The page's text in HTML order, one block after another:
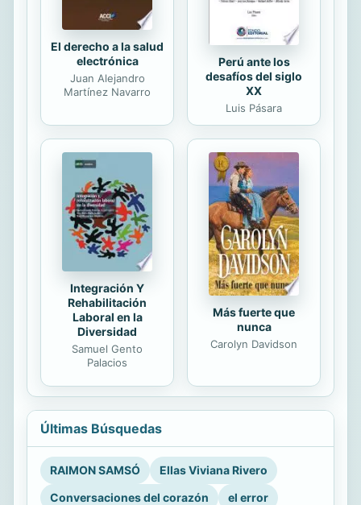
El derecho a la salud
electrónica
Juan Alejandro
Martínez Navarro
Perú ante los
desafíos del siglo
XX
Luis Pásara
Integración Y
Rehabilitación
Laboral en la
Diversidad
Samuel Gento
Palacios
Más fuerte que
nunca
Carolyn Davidson
Últimas Búsquedas
RAIMON SAMSÓ
Ellas Viviana Rivero
Conversaciones del corazón
el error